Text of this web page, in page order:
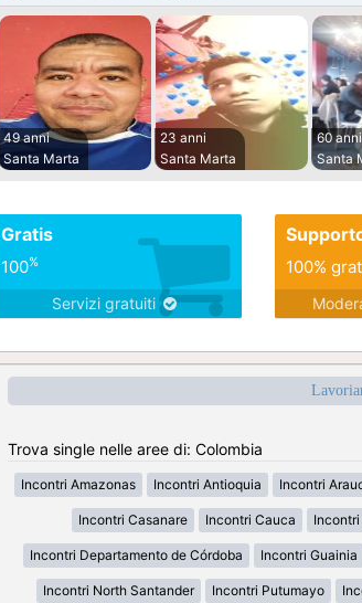
49 anni
Santa Marta
23 anni
Santa Marta
60 anni
Santa
Gratis
100%
Servizi gratuiti
100%
Trova single nelle aree di: Colombia
Incontri Amazonas Incontri Antioquia Incontri
Incontri Casanare Incontri Cauca
Incontri Departamento de Córdoba Incontri Guainia
Incontri North Santander Incontri Putumayo